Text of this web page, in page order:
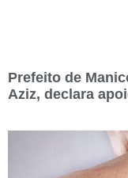
Prefeito de
Aziz, declara